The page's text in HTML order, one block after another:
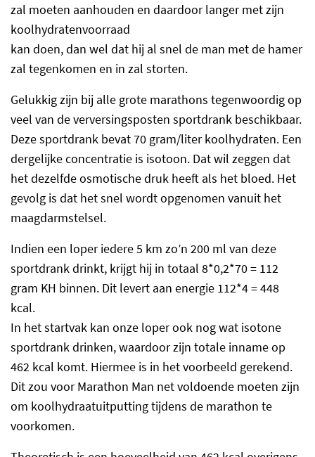
zal moeten aanhouden en daardoor langer met zijn
koolhydratenvoorraad
kan doen, dan wel dat hij al snel de man met de hamer
zal tegenkomen en in zal storten.
Gelukkig zijn bij alle grote marathons tegenwoordig op
veel van de verversingsposten sportdrank beschikbaar.
Deze sportdrank bevat 70 gram/liter koolhydraten. Een
dergelijke concentratie is isotoon. Dat wil zeggen dat
het dezelfde osmotische druk heeft als het bloed. Het
gevolg is dat het snel wordt opgenomen vanuit het
maagdarmstelsel.
Indien een loper iedere 5 km zo’n 200 ml van deze
sportdrank drinkt, krijgt hij in totaal 8*0,2*70 = 112
gram KH binnen. Dit levert aan energie 112*4 = 448
kcal.
In het startvak kan onze loper ook nog wat isotone
sportdrank drinken, waardoor zijn totale inname op
462 kcal komt. Hiermee is in het voorbeeld gerekend.
Dit zou voor Marathon Man net voldoende moeten zijn
om koolhydraatuitputting tijdens de marathon te
voorkomen.